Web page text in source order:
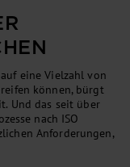
eine Vielzahl von
können, bürgt
Und das seit über
nach ISO
Anforderungen,